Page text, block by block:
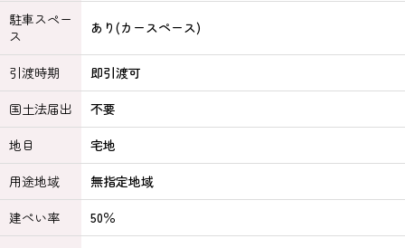
駐車スペー
ス
あり(カースペース)
引渡時期
即引渡可
国土法届出
不要
地目
宅地
用途地域
無指定地域
建ぺい率
50％